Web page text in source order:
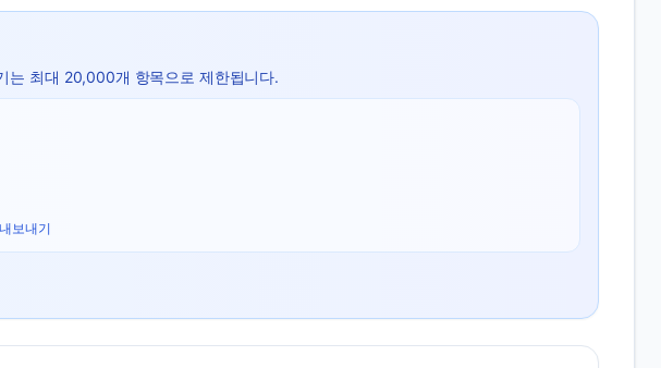
는 최대 20,000개 항목으로 제한됩니다.
보내기